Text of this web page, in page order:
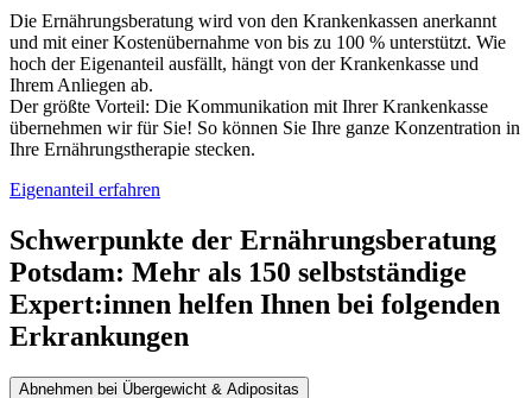
Die Ernährungsberatung wird von den Krankenkassen anerkannt
und mit einer Kostenübernahme von bis zu 100 % unterstützt. Wie
hoch der Eigenanteil ausfällt, hängt von der Krankenkasse und
Ihrem Anliegen ab.
Der größte Vorteil: Die Kommunikation mit Ihrer Krankenkasse
übernehmen wir für Sie! So können Sie Ihre ganze Konzentration in
Ihre Ernährungstherapie stecken.
Eigenanteil erfahren
Schwerpunkte der Ernährungsberatung
Potsdam: Mehr als 150 selbstständige
Expert:innen helfen Ihnen bei folgenden
Erkrankungen
Abnehmen bei Übergewicht & Adipositas